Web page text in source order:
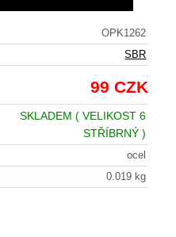
OPK1262
SBR
99 CZK
SKLADEM ( VELIKOST 6
STŘÍBRNÝ )
ocel
0.019 kg